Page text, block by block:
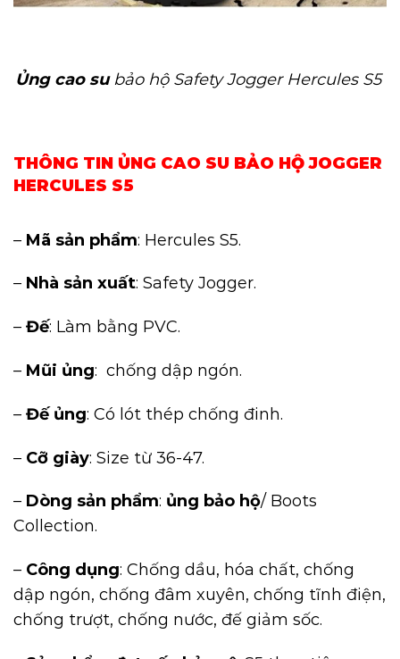
Ủng cao subảo hộ Safety Jogger Hercules S5
THÔNG TIN ỦNG CAO SU BẢO HỘ JOGGER
HERCULES S5
– Mã sản phẩm: Hercules S5.
– Nhà sản xuất: Safety Jogger.
– Đế: Làm bằng PVC.
– Mũi ủng: chống dập ngón.
– Đế ủng: Có lót thép chống đinh.
– Cỡ giày: Size từ 36-47.
– Dòng sản phẩm: ủng bảo hộ/ Boots
Collection.
– Công dụng: Chống dầu, hóa chất, chống
dập ngón, chống đâm xuyên, chống tĩnh điện,
chống trượt, chống nước, đế giảm sốc.